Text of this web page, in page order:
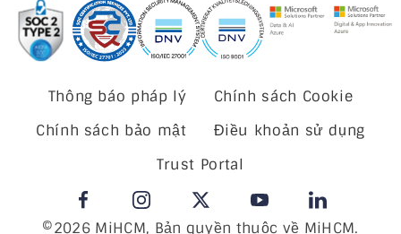
Thông báo pháp lý
Chính sách Cookie
Chính sách bảo mật
Điều khoản sử dụng
Trust Portal
©2026 MiHCM, Bản quyền thuộc về MiHCM.